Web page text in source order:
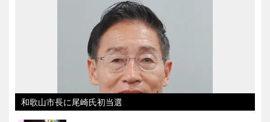
和歌山市長に尾崎氏初当選